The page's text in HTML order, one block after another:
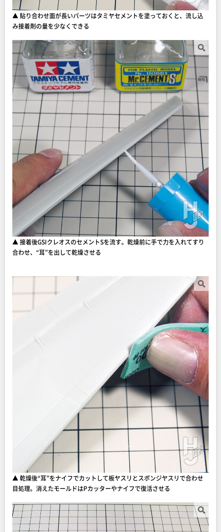
▲ 貼り合わせ面が長いパーツはタミヤセメントを塗っておくと、流し込
み接着剤の量を少なくできる
▲ 接着後GSIクレオスのセメントSを流す。乾燥前に手で力を入れてすり
合わせ、“耳”を出して乾燥させる
▲ 乾燥後“耳”をナイフでカットして板ヤスリとスポンジヤスリで合わせ
目処理。消えたモールドはPカッターやナイフで復活させる